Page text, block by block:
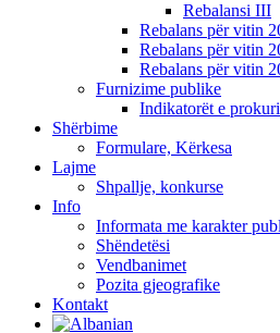
Rebalansi III
Rebalans për vitin
Rebalans për vitin
Rebalans për vitin
Furnizime publike
Indikatorët e
Shërbime
Formulare, Kërkesa
Lajme
Shpallje, konkurse
Info
Informata me karakter
Shëndetësi
Vendbanimet
Pozita gjeografike
Kontakt